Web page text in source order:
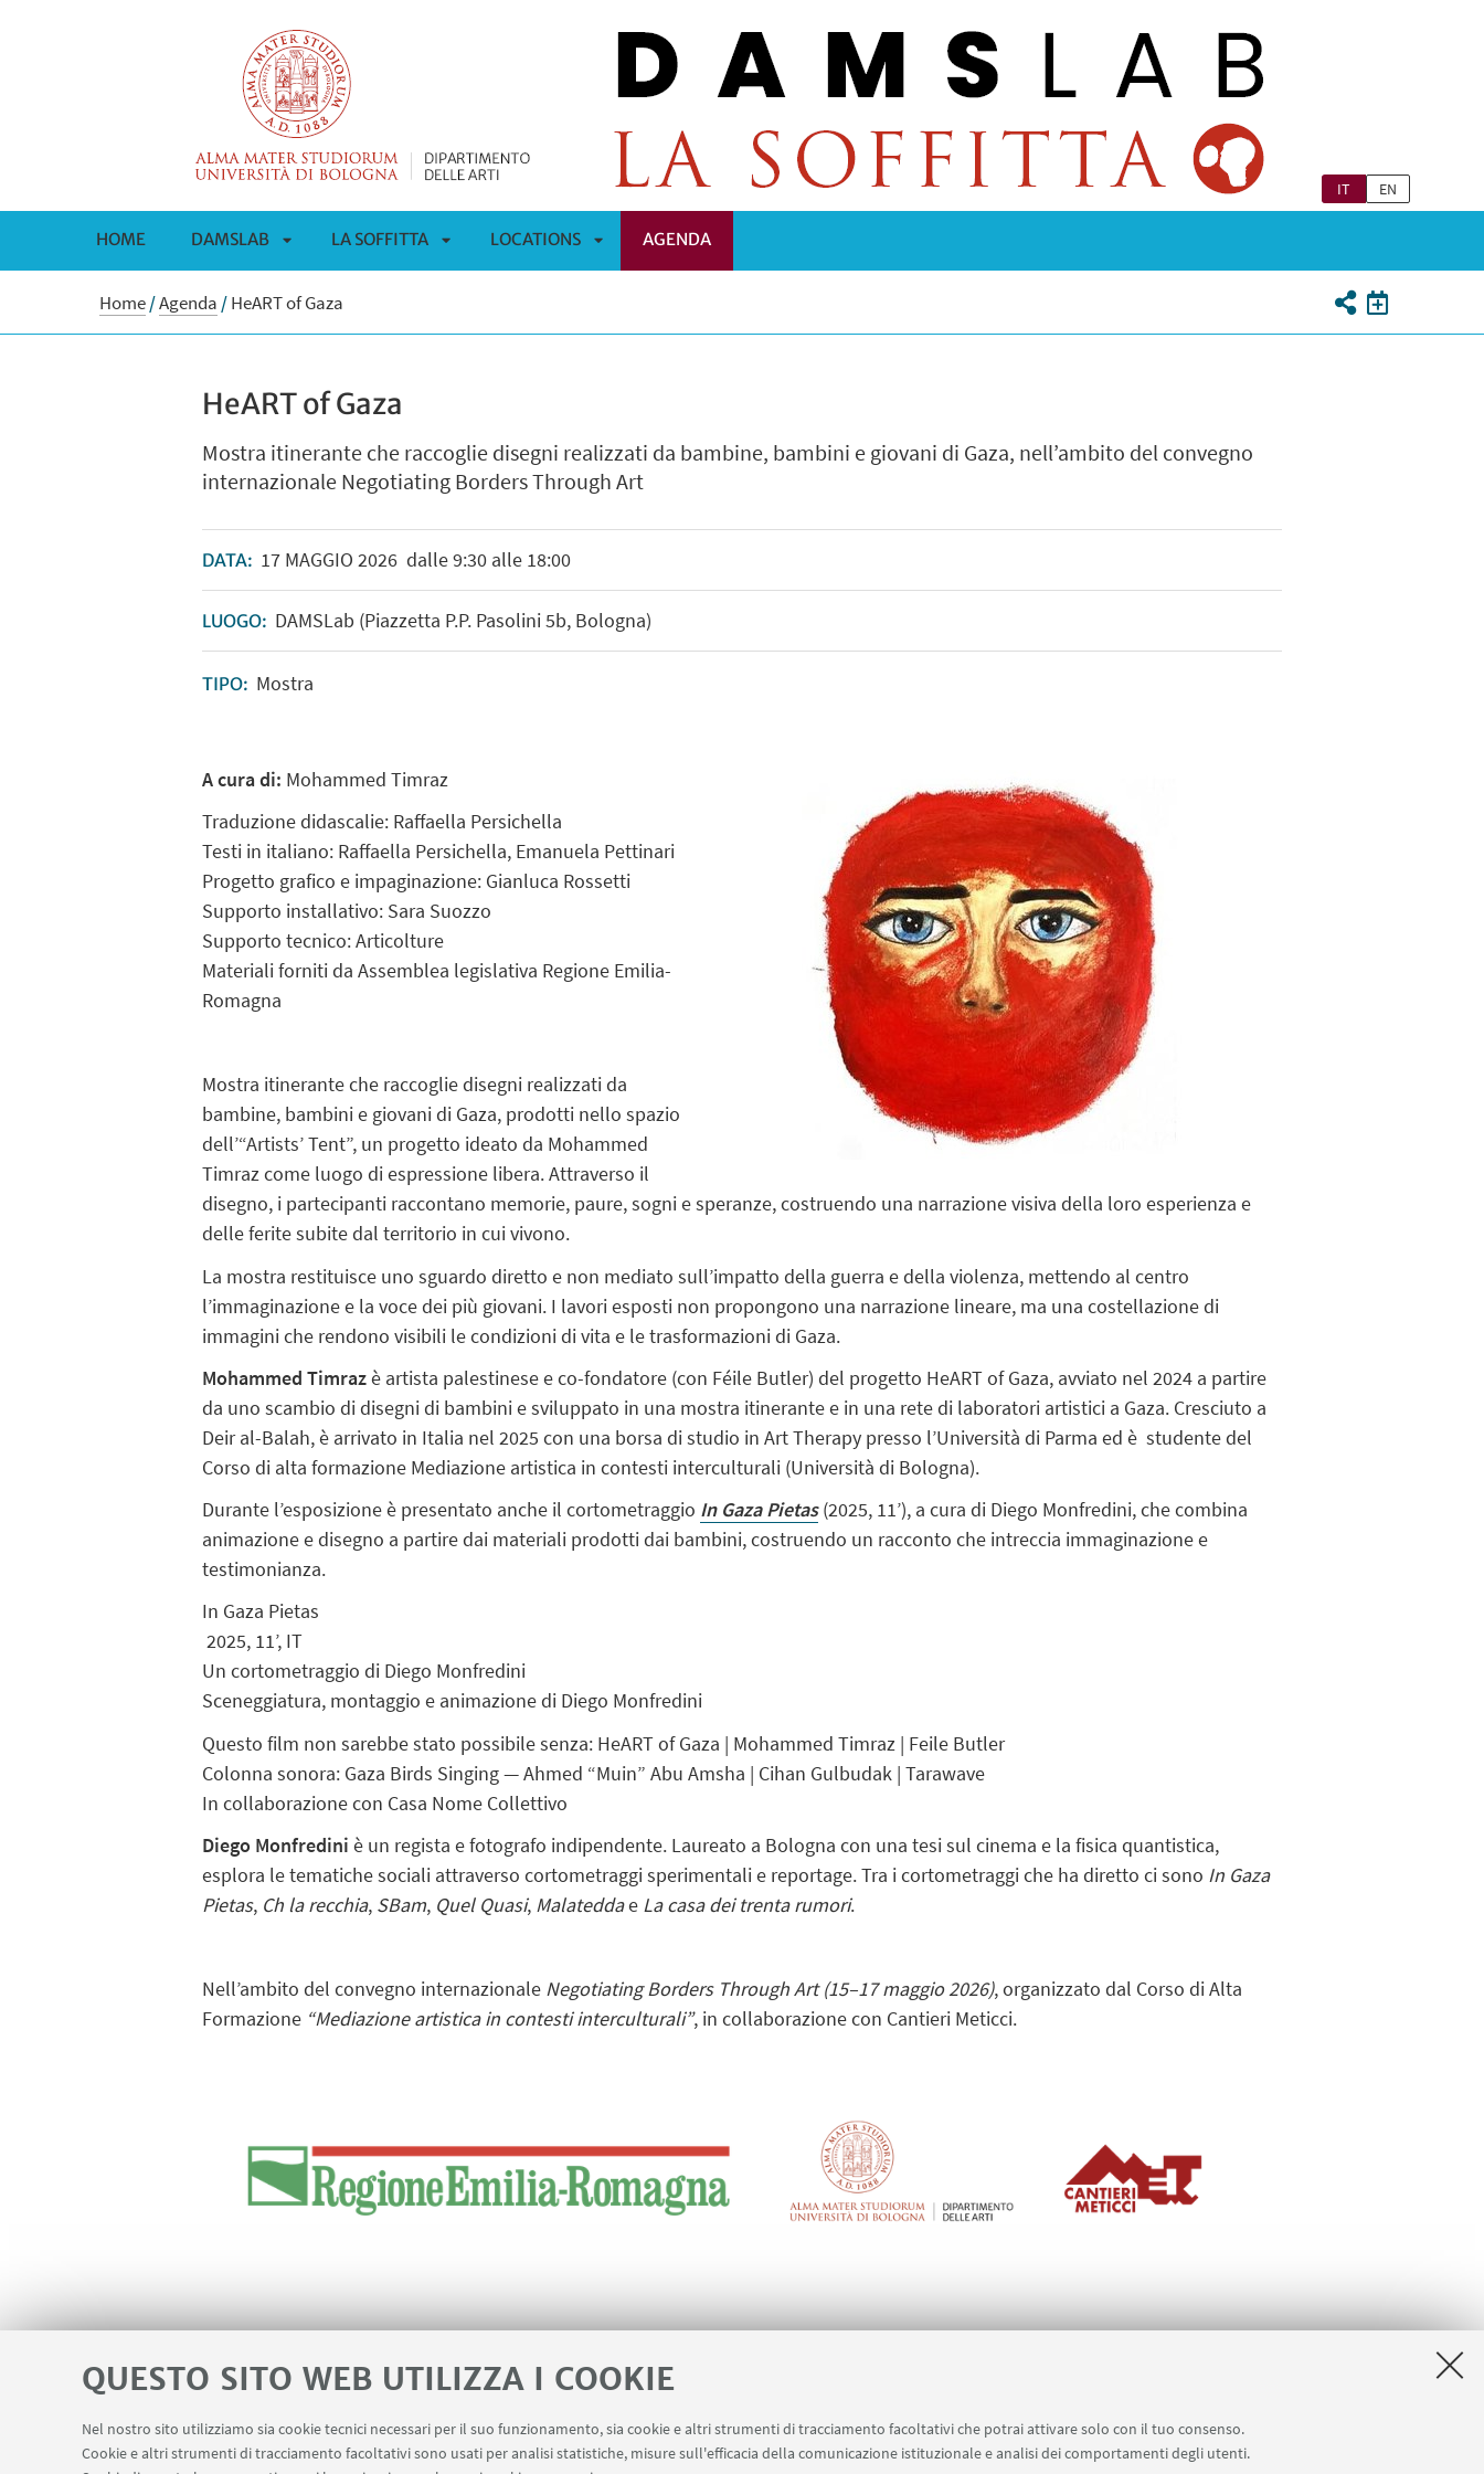
QUESTO SITO WEB UTILIZZA I COOKIE
Nel nostro sito utilizziamo sia cookie tecnici necessari per il suo funzionamento, sia cookie e altri strumenti di tracciamento facoltativi che potrai attivare solo con il tuo consenso.
Cookie e altri strumenti di tracciamento facoltativi sono usati per analisi statistiche, misure sull'efficacia della comunicazione istituzionale e analisi dei comportamenti degli utenti.
IT EN
HOME DAMSLAB
APRI
LA SOFFITTA LOCATIONS AGENDA
Home/Agenda /HeART of Gaza
HeART of Gaza
Mostra itinerante che raccoglie disegni realizzati da bambine, bambini e giovani di Gaza, nell’ambito del convegno
internazionale Negotiating Borders Through Art
DATA: 17MAGGIO 2026dalle 9:30 alle 18:00
LUOGO: DAMSLab (Piazzetta P.P. Pasolini 5b, Bologna)
TIPO: Mostra
A cura di: Mohammed Timraz
Traduzione didascalie: Raffaella Persichella
Testi in italiano: Raffaella Persichella, Emanuela Pettinari
Progetto grafico e impaginazione: Gianluca Rossetti
Supporto installativo: Sara Suozzo
Supporto tecnico: Articolture
Materiali forniti da Assemblea legislativa Regione Emilia-
Romagna
Mostra itinerante che raccoglie disegni realizzati da
bambine, bambini e giovani di Gaza, prodotti nello spazio
dell’“Artists’ Tent”, un progetto ideato da Mohammed
Timraz come luogo di espressione libera. Attraverso il
disegno, i partecipanti raccontano memorie, paure, sogni e speranze, costruendo una narrazione visiva della loro esperienza e
delle ferite subite dal territorio in cui vivono.
La mostra restituisce uno sguardo diretto e non mediato sull’impatto della guerra e della violenza, mettendo al centro
l’immaginazione e la voce dei più giovani. I lavori esposti non propongono una narrazione lineare, ma una costellazione di
immagini che rendono visibili le condizioni di vita e le trasformazioni di Gaza.
Mohammed Timrazè artista palestinese e co-fondatore (con Féile Butler) del progetto HeART of Gaza, avviato nel 2024 a partire
da uno scambio di disegni di bambini e sviluppato in una mostra itinerante e in una rete di laboratori artistici a Gaza. Cresciuto a
Deir al-Balah, è arrivato in Italia nel 2025 con una borsa di studio in Art Therapy presso l’Università di Parma ed è studente del
Corso di alta formazione Mediazione artistica in contesti interculturali (Università di Bologna).
Durante l’esposizione è presentato anche il cortometraggio In Gaza Pietas (2025, 11’), a cura di Diego Monfredini, che combina
animazione e disegno a partire dai materiali prodotti dai bambini, costruendo un racconto che intreccia immaginazione e
testimonianza.
In Gaza Pietas
2025, 11’, IT
Un cortometraggio di Diego Monfredini
Sceneggiatura, montaggio e animazione di Diego Monfredini
Questo film non sarebbe stato possibile senza: HeART of Gaza | Mohammed Timraz | Feile Butler
Colonna sonora: Gaza Birds Singing — Ahmed “Muin” Abu Amsha | Cihan Gulbudak | Tarawave
In collaborazione con Casa Nome Collettivo
Diego Monfredini è un regista e fotografo indipendente. Laureato a Bologna con una tesi sul cinema e la fisica quantistica,
esplora le tematiche sociali attraverso cortometraggi sperimentali e reportage. Tra i cortometraggi che ha diretto ci sono In Gaza
Pietas, Ch la recchia, SBam, Quel Quasi, Malateddae La casa dei trenta rumori.
Nell’ambito del convegno internazionale Negotiating Borders Through Art (15–17 maggio 2026), organizzato dal Corso di Alta
Formazione “Mediazione artistica in contesti interculturali”, in collaborazione con Cantieri Meticci.
Negotiating Borders Through Art